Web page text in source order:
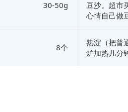
30-50g
豆沙。超市
心情自己做
8个
熟淀（把普
炉加热几分